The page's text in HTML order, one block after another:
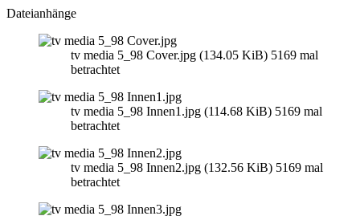
Dateianhänge
tv media 5_98 Cover.jpg (134.05 KiB) 5169 mal
betrachtet
tv media 5_98 Innen1.jpg (114.68 KiB) 5169 mal
betrachtet
tv media 5_98 Innen2.jpg (132.56 KiB) 5169 mal
betrachtet